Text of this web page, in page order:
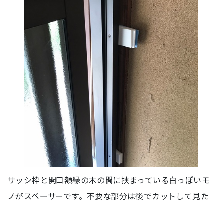
サッシ枠と開口額縁の木の間に挟まっている白っぽいモ
ノがスペーサーです。不要な部分は後でカットして見た